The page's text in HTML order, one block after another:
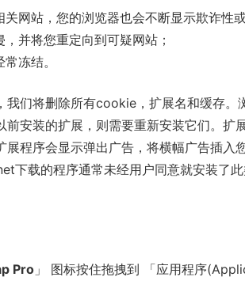
关网站，您的浏览器也会不断显示欺诈性
并将您重定向到可疑网站；
冻结。
我们将删除所有cookie，扩展名和缓存。
前安装的扩展，则需要重新安装它们。扩
展程序会显示弹出广告，将横幅广告插入
下载的程序通常未经用户同意就安装了此
Pro 」 图标按住拖拽到 「应用程序